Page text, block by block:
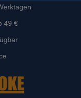
49 €